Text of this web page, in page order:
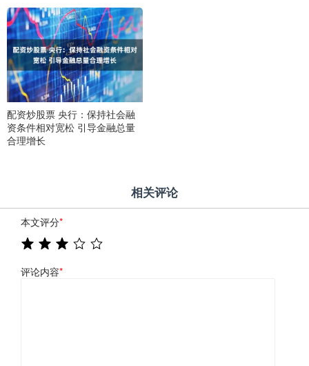
配资炒股票 央行：保持社会融
资条件相对宽松 引导金融总量
合理增长
相关评论
本文评分*
评论内容*